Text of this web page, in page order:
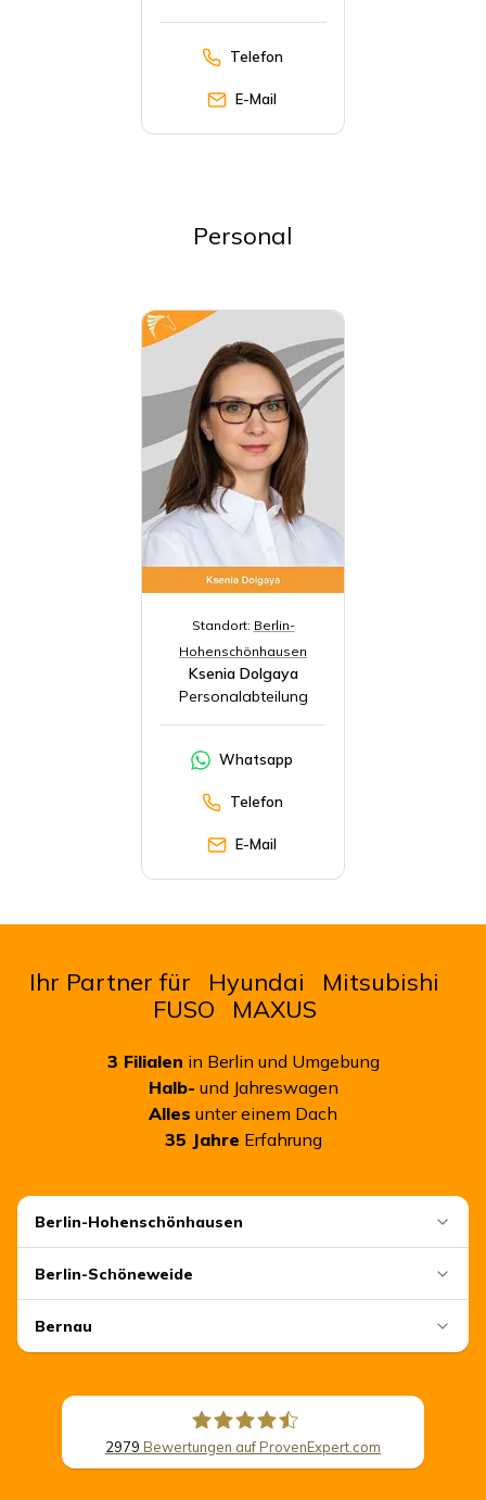
Telefon
E-Mail
Personal
Standort: Berlin-
Hohenschönhausen
Ksenia Dolgaya
Personalabteilung
Whatsapp
Telefon
E-Mail
Ihr Partner für Hyundai
Mitsubishi
FUSO
MAXUS
3 Filialen in Berlin und Umgebung
Halb- und Jahreswagen
Alles unter einem Dach
35 Jahre Erfahrung
Berlin-Hohenschönhausen
Berlin-Schöneweide
Bernau
2979 Bewertungen auf ProvenExpert.com